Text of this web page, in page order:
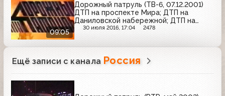
09:05
Дорожный патруль (ТВ-6, 07.12.2001)
ДТП на проспекте Мира; ДТП на
Даниловской набережной; ДТП на
Дербеневской набережной
30 июля 2016, 17:04 2478
Ещё записи с канала Россия